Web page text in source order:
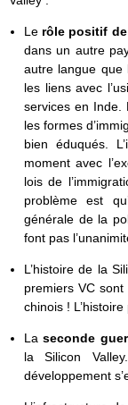
Le rôle positif de
dans un autre
autre langue que
les liens avec
services en Inde.
les formes
bien éduqués.
moment avec
lois de
problème est
générale de la
font pas
L’histoire de la
premiers VC
chinois !
Laseconde
la Silicon
développement